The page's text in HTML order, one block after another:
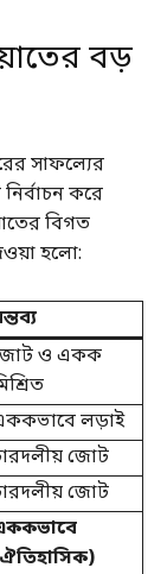
বড়
সাফল্যের
করে
বিগত
হলো:
ও একক
লড়াই
জোট
জোট